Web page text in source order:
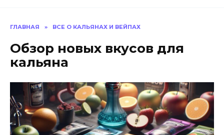
ГЛАВНАЯ » ВСЕ О КАЛЬЯНАХ И ВЕЙПАХ
Обзор новых вкусов для
кальяна